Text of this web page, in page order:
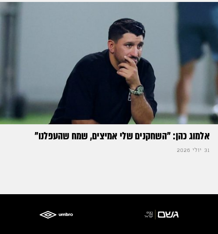
אלמוג כהן: "השחקנים שלי אמיצים, שמח שהעפלנו"
31 יולי 2026